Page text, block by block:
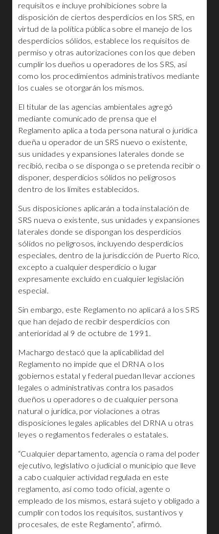
requisitos e incluye prohibiciones sobre la
disposición de ciertos desperdicios en los SRS, en
virtud de la política pública sobre el manejo de los
desperdicios sólidos, establece los requisitos de
permiso y otras autorizaciones con los que deben
cumplir los dueños u operadores de los SRS, así
como los procedimientos administrativos mediante
los cuales se otorgarán los mismos.
El titular de las agencias ambientales agregó
mediante comunicado de prensa que el
Reglamento aplica a toda persona natural o jurídica
dueña u operador de un SRS nuevo o existente,
sus unidades y expansiones laterales donde se
recibió, reciba o se disponga o se pretenda recibir o
disponer, desperdicios sólidos no peligrosos
dentro de los límites establecidos.
Sus disposiciones aplicarán a toda instalación de
SRS nueva o existente, sus unidades y expansiones
laterales donde se dispongan los desperdicios
sólidos no peligrosos, incluyendo desperdicios
especiales, dentro de la jurisdicción de Puerto Rico,
excepto a cualquier desperdicio o lugar
expresamente excluido en cualquier legislación
especial.
Sin embargo, este Reglamento no aplicará a los SRS
que han dejado de recibir desperdicios con
anterioridad al 9 de octubre de 1991.
Machargo destacó que la aplicabilidad del
Reglamento no impide que el DRNA o los
gobiernos estatal y federal puedan llevar acciones
legales o administrativas contra los pasados
dueños u operadores o de cualquier persona
natural o jurídica, por violaciones a otras
disposiciones legales aplicables del DRNA u otras
leyes o reglamentos federales o estatales.
“Cualquier departamento, agencia o rama del poder
ejecutivo, legislativo o judicial o municipio que lleve
a cabo cualquier actividad regulada en este
reglamento, así como todo oficial, agente o
empleado de los mismos, estará sujeto y obligado a
cumplir con todos los requisitos, sustantivos y
procesales, de este Reglamento”, afirmó.